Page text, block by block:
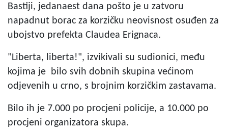
Bastiji, jedanaest dana pošto je u zatvoru
napadnut borac za korzičku neovisnost osuđen za
ubojstvo prefekta Claudea Erignaca.
"Liberta, liberta!", izvikivali su sudionici, među
kojima je bilo svih dobnih skupina većinom
odjevenih u crno, s brojnim korzičkim zastavama.
Bilo ih je 7.000 po procjeni policije, a 10.000 po
procjeni organizatora skupa.